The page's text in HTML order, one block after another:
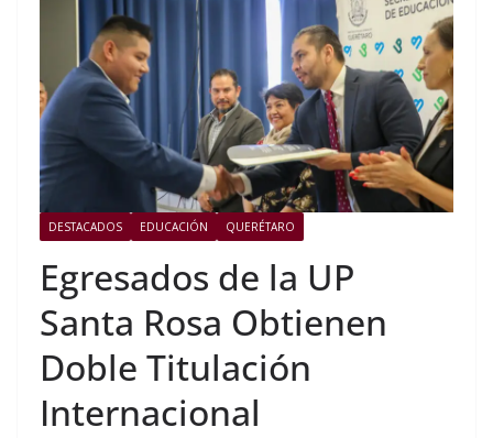
DESTACADOS EDUCACIÓN QUERÉTARO
Egresados de la UP
Santa Rosa Obtienen
Doble Titulación
Internacional